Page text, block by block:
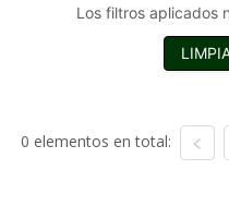
Los filtros aplicados
0 elementos en total: